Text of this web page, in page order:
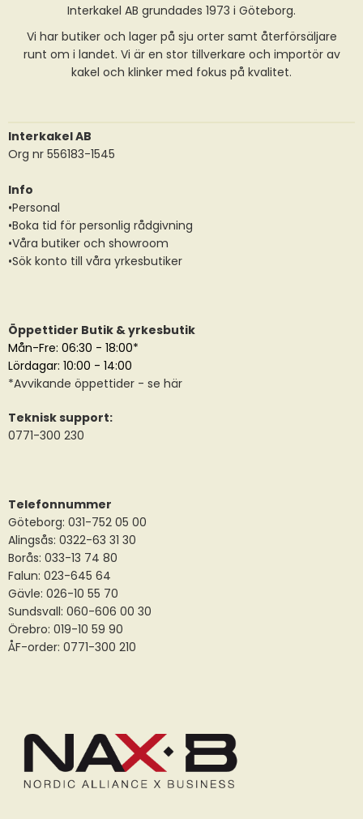
Interkakel AB grundades 1973 i Göteborg.
Vi har butiker och lager på sju orter samt återförsäljare
runt om i landet. Vi är en stor tillverkare och importör av
kakel och klinker med fokus på kvalitet.
Interkakel AB
Org nr 556183-1545
Info
•Personal
•Boka tid för personlig rådgivning
•Våra butiker och showroom
•Sök konto till våra yrkesbutiker
Öppettider Butik & yrkesbutik
Mån-Fre: 06:30 - 18:00*
Lördagar: 10:00 - 14:00
*Avvikande öppettider - se här
Teknisk support:
0771-300 230
Telefonnummer
Göteborg: 031-752 05 00
Alingsås: 0322-63 31 30
Borås: 033-13 74 80
Falun: 023-645 64
Gävle: 026-10 55 70
Sundsvall: 060-606 00 30
Örebro: 019-10 59 90
ÅF-order: 0771-300 210